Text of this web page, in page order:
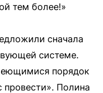
тем более!»
сначала
системе.
порядок
провести». Полина